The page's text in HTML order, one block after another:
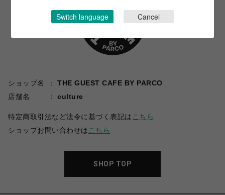
ショップ名
THE GUEST CAFE BY PARCO
店舗名
culture
特定商取引法など法令に基づく表記は こちら
ショップお問い合わせは こちら
SHOP TOP
Switch language Cancel